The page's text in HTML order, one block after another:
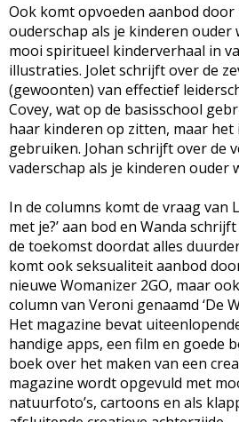
Ook komt opvoeden aanbod
ouderschap als je kinderen ouder
mooi spiritueel kinderverhaal in
illustraties. Jolet schrijft over de
(gewoonten) van effectief
Covey, wat op de basisschool
haar kinderen op zitten, maar
gebruiken. Johan schrijft over de
vaderschap als je kinderen ouder
In de columns komt de vraag van
met je?’ aan bod en Wanda
de toekomst doordat alles
komt ook seksualiteit aanbod
nieuwe Womanizer 2GO, maar
column van Veroni genaamd ‘De
Het magazine bevat
handige apps, een film en goede
boek over het maken van een
magazine wordt opgevuld met
natuurfoto’s, cartoons en als